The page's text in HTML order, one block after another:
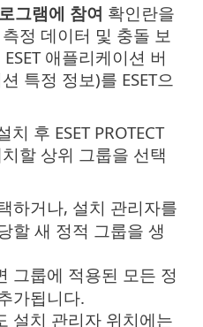
그램에 참여 확인란을
정 데이터 및 충돌 보
애플리케이션 버
특정 정보)를 ESET으
후 ESET PROTECT
할 상위 그룹을 선택
하거나, 설치 관리자를
할 새 정적 그룹을 생
그룹에 적용된 모든 정
가됩니다.
설치 관리자 위치에는